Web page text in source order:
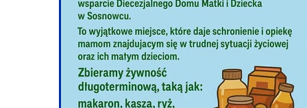
Doradca Zawodowy
Gabinet PZiPP
Wyszukiwarka uczelni
Przerwy szkolne